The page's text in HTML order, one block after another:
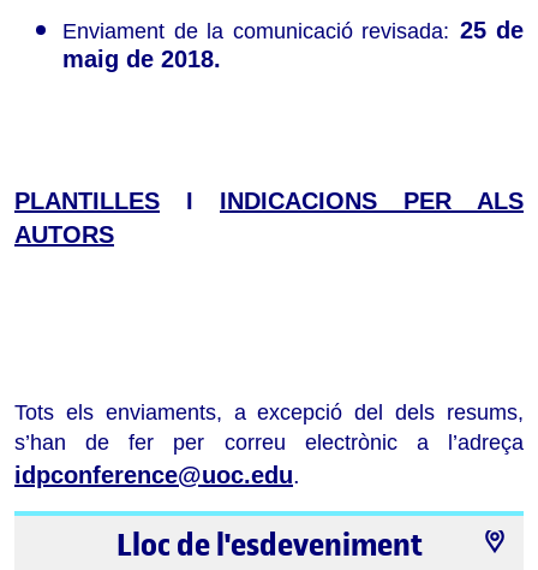
Enviament de la comunicació revisada: 25 de
maig de 2018.
PLANTILLES I INDICACIONS PER ALS
AUTORS
Tots els enviaments, a excepció del dels resums,
s’han de fer per correu electrònic a l’adreça
idpconference@uoc.edu.
Lloc de l'esdeveniment